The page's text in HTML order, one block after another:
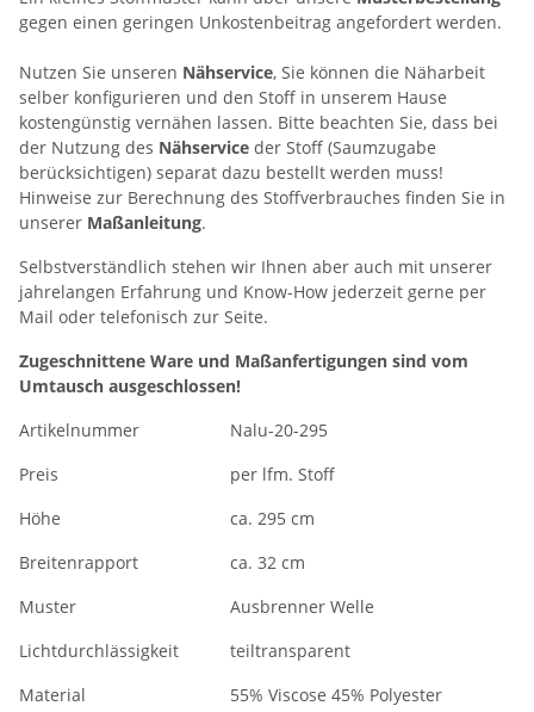
gegen einen geringen Unkostenbeitrag angefordert werden.
Nutzen Sie unseren Nähservice, Sie können die Näharbeit
selber konfigurieren und den Stoff in unserem Hause
kostengünstig vernähen lassen. Bitte beachten Sie, dass bei
der Nutzung des Nähservice der Stoff (Saumzugabe
berücksichtigen) separat dazu bestellt werden muss!
Hinweise zur Berechnung des Stoffverbrauches finden Sie in
unserer Maßanleitung.
Selbstverständlich stehen wir Ihnen aber auch mit unserer
jahrelangen Erfahrung und Know-How jederzeit gerne per
Mail oder telefonisch zur Seite.
Zugeschnittene Ware und Maßanfertigungen sind vom
Umtausch ausgeschlossen!
Artikelnummer
Nalu-20-295
Preis
per lfm. Stoff
Höhe
ca. 295 cm
Breitenrapport
ca. 32 cm
Muster
Ausbrenner Welle
Lichtdurchlässigkeit
teiltransparent
Material
55% Viscose 45% Polyester